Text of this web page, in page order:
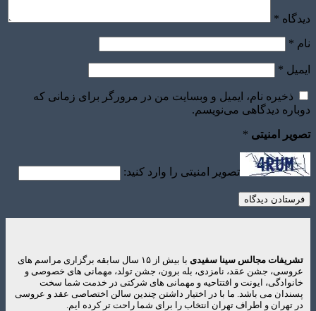
دیدگاه *
نام *
ایمیل *
ذخیره نام، ایمیل و وبسایت من در مرورگر برای زمانی که
دوباره دیدگاهی می‌نویسم.
تصویر امنیتی *
تصویر امنیتی را وارد کنید:
تشریفات مجالس سینا سفیدی
با بیش از ۱۵ سال سابقه برگزاری مراسم های
عروسی، جشن عقد، نامزدی، بله برون، جشن تولد، مهمانی های خصوصی و
خانوادگی، ایونت و افتتاحیه و مهمانی های شرکتی در خدمت شما سخت
پسندان می باشد. ما با در اختیار داشتن چندین سالن اختصاصی عقد و عروسی
در تهران و اطراف تهران انتخاب را برای شما راحت تر کرده ایم.